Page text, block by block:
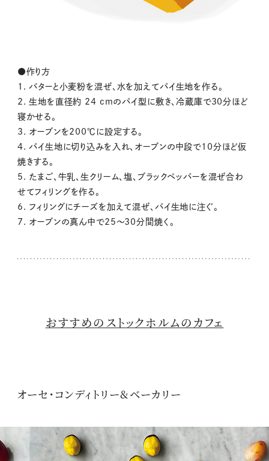
●作り方
1. バターと小麦粉を混ぜ、水を加えてパイ生地を作る。
2. 生地を直径約 24 cmのパイ型に敷き、冷蔵庫で30分ほど
寝かせる。
3. オーブンを200℃に設定する。
4. パイ生地に切り込みを入れ、オーブンの中段で10分ほど仮
焼きする。
5. たまご、牛乳、生クリーム、塩、ブラックペッパーを混ぜ合わ
せてフィリングを作る。
6. フィリングにチーズを加えて混ぜ、パイ生地に注ぐ。
7. オーブンの真ん中で25～30分間焼く。
おすすめのストックホルムのカフェ
オーセ・コンディトリー&ベーカリー